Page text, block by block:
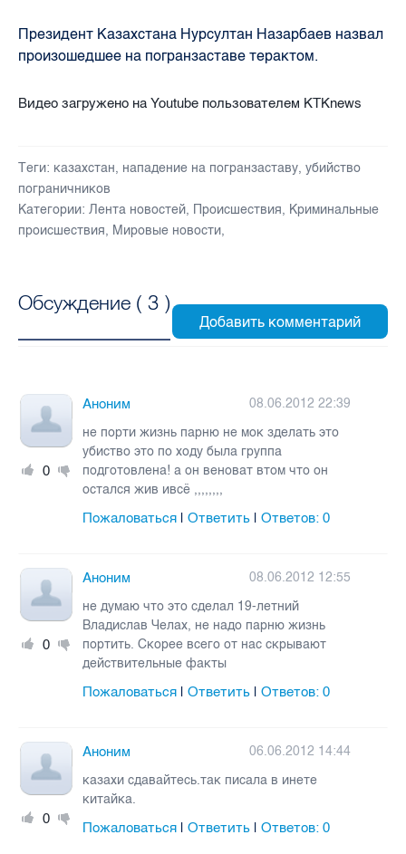
Президент Казахстана Нурсултан Назарбаев назвал
произошедшее на погранзаставе терактом.
Видео загружено на Youtube пользователем KTKnews
Теги: казахстан, нападение на погранзаставу, убийство
пограничников
Категории: Лента новостей, Происшествия, Криминальные
происшествия, Мировые новости,
Обсуждение ( 3 )
0
Аноним
08.06.2012 22:39
не порти жизнь парню не мок зделать это
убиство это по ходу была группа
подготовлена! а он веноват втом что он
остался жив ивсё ,,,,,,,,
Пожаловаться |Ответить |Ответов:0
0
Аноним
08.06.2012 12:55
не думаю что это сделал 19-летний
Владислав Челах, не надо парню жизнь
портить. Скорее всего от нас скрывают
действительные факты
Пожаловаться |Ответить |Ответов:0
0
Аноним
06.06.2012 14:44
казахи сдавайтесь.так писала в инете
китайка.
Пожаловаться |Ответить |Ответов:0